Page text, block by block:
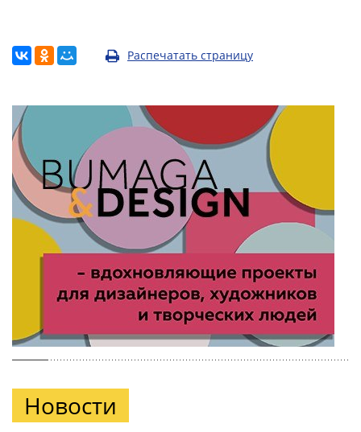
Распечатать страницу
Новости